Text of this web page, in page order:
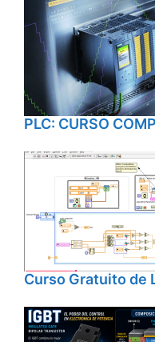
PLC: CURSO
Curso Gratuito de